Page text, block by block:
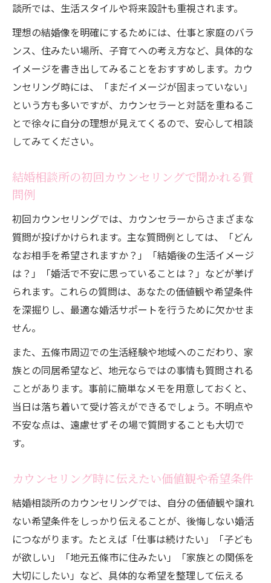
談所では、生活スタイルや将来設計も重視されます。
理想の結婚像を明確にするためには、仕事と家庭のバラ
ンス、住みたい場所、子育てへの考え方など、具体的な
イメージを書き出してみることをおすすめします。カウ
ンセリング時には、「まだイメージが固まっていない」
という方も多いですが、カウンセラーと対話を重ねるこ
とで徐々に自分の理想が見えてくるので、安心して相談
してみてください。
結婚相談所の初回カウンセリングで聞かれる質
問例
初回カウンセリングでは、カウンセラーからさまざまな
質問が投げかけられます。主な質問例としては、「どん
なお相手を希望されますか？」「結婚後の生活イメージ
は？」「婚活で不安に思っていることは？」などが挙げ
られます。これらの質問は、あなたの価値観や希望条件
を深掘りし、最適な婚活サポートを行うために欠かせま
せん。
また、五條市周辺での生活経験や地域へのこだわり、家
族との同居希望など、地元ならではの事情も質問される
ことがあります。事前に簡単なメモを用意しておくと、
当日は落ち着いて受け答えができるでしょう。不明点や
不安な点は、遠慮せずその場で質問することも大切で
す。
カウンセリング時に伝えたい価値観や希望条件
結婚相談所のカウンセリングでは、自分の価値観や譲れ
ない希望条件をしっかり伝えることが、後悔しない婚活
につながります。たとえば「仕事は続けたい」「子ども
が欲しい」「地元五條市に住みたい」「家族との関係を
大切にしたい」など、具体的な希望を整理して伝える